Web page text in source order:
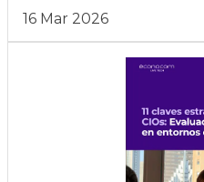
16 Mar 2026